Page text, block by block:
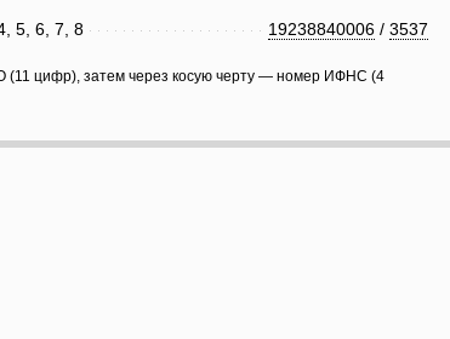
19238840006 / 3537
5, 6, 7, 8
(11 цифр), затем через косую черту — номер ИФНС (4